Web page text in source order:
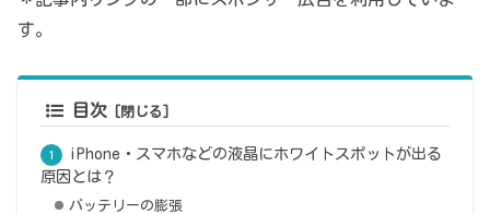
す。
目次
iPhone・スマホなどの液晶にホワイトスポットが出る
原因とは？
バッテリーの膨張